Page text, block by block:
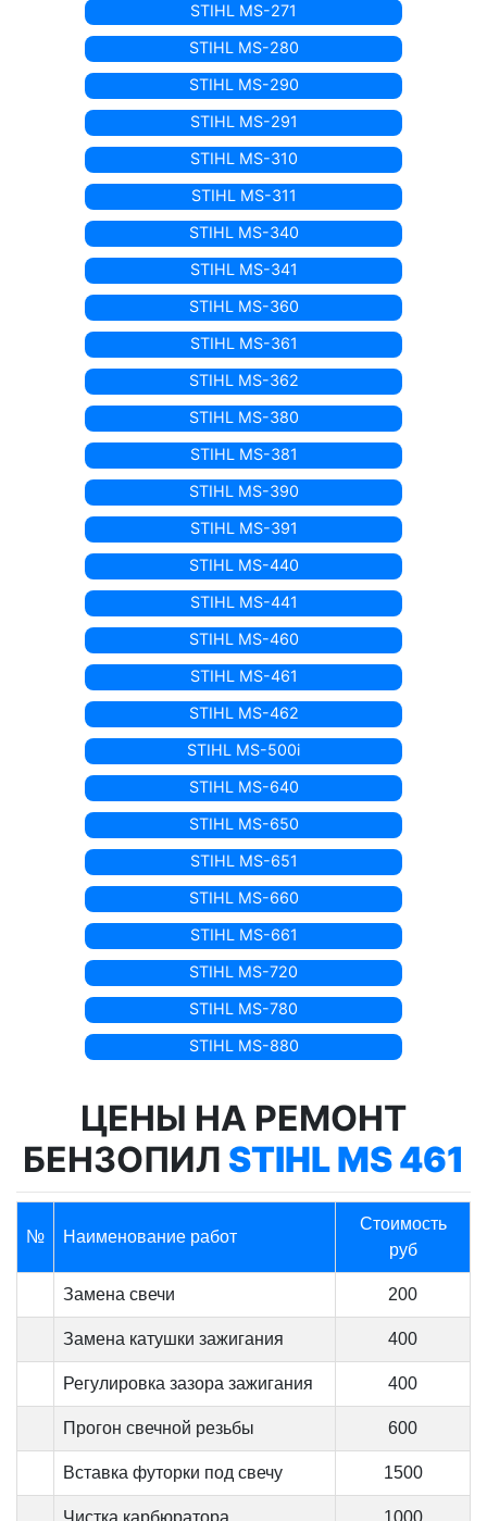
STIHL MS-271
STIHL MS-280
STIHL MS-290
STIHL MS-291
STIHL MS-310
STIHL MS-311
STIHL MS-340
STIHL MS-341
STIHL MS-360
STIHL MS-361
STIHL MS-362
STIHL MS-380
STIHL MS-381
STIHL MS-390
STIHL MS-391
STIHL MS-440
STIHL MS-441
STIHL MS-460
STIHL MS-461
STIHL MS-462
STIHL MS-500i
STIHL MS-640
STIHL MS-650
STIHL MS-651
STIHL MS-660
STIHL MS-661
STIHL MS-720
STIHL MS-780
STIHL MS-880
ЦЕНЫ НА РЕМОНТ
БЕНЗОПИЛ STIHL MS 461
№ Наименование работ
Стоимость
руб
Замена свечи 200
Замена катушки зажигания 400
Регулировка зазора зажигания 400
Прогон свечной резьбы 600
Вставка футорки под свечу 1500